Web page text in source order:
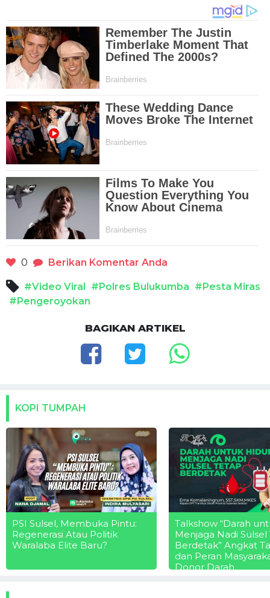
0 Berikan Komentar Anda
#Video Viral #Polres Bulukumba #Pesta Miras
#Pengeroyokan
BAGIKAN ARTIKEL
KOPI TUMPAH
PSI Sulsel, Membuka Pintu:
Regenerasi Atau Politik
Waralaba Elite Baru?
Talkshow “Darah
Menjaga Nadi Sulsel
Berdetak” Angkat
dan Peran
Donor Darah